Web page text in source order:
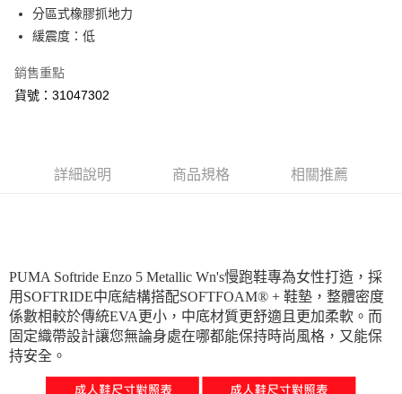
Google Pay
宅配(離島恕不配送)
每筆NT$150，滿NT$1,800(含以上)免運費
分區式橡膠抓地力
緩震度：低
銷售重點
貨號：31047302
詳細說明 商品規格 相關推薦
PUMA Softride Enzo 5 Metallic Wn's慢跑鞋專為女性打造，採
用SOFTRIDE中底結構搭配SOFTFOAM® + 鞋墊，整體密度
係數相較於傳統EVA更小，中底材質更舒適且更加柔軟。而
固定織帶設計讓您無論身處在哪都能保持時尚風格，又能保
持安全。